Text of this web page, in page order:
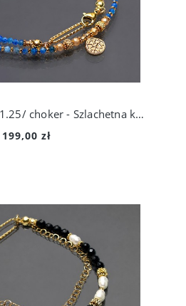
Kyanit vol. 6 /23.11.25/ choker - Szlachetna kolekcja
199,00 zł